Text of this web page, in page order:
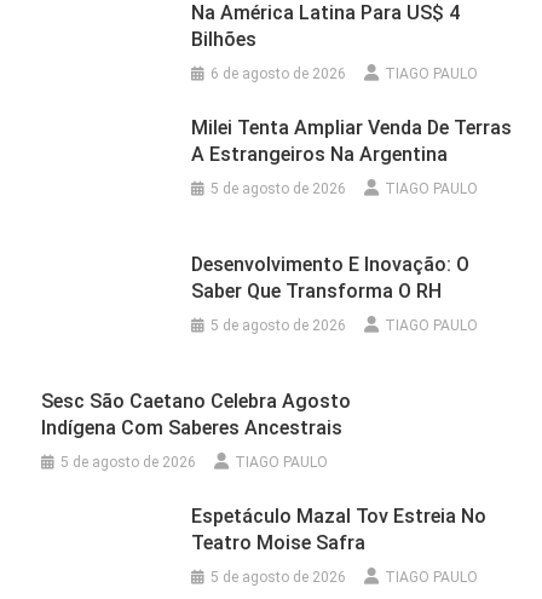
Na América Latina Para US$ 4
Bilhões
6 de agosto de 2026 TIAGO PAULO
Milei Tenta Ampliar Venda De Terras
A Estrangeiros Na Argentina
5 de agosto de 2026 TIAGO PAULO
Desenvolvimento E Inovação: O
Saber Que Transforma O RH
5 de agosto de 2026 TIAGO PAULO
Sesc São Caetano Celebra Agosto
Indígena Com Saberes Ancestrais
5 de agosto de 2026 TIAGO PAULO
Espetáculo Mazal Tov Estreia No
Teatro Moise Safra
5 de agosto de 2026 TIAGO PAULO